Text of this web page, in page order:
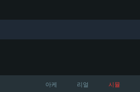
아케 리얼 시뮬